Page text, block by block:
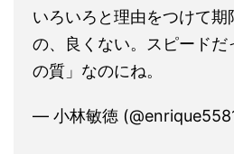
いろいろと理由をつけて期
の、良くない。スピードだ
の質」なのにね。
— 小林敏徳